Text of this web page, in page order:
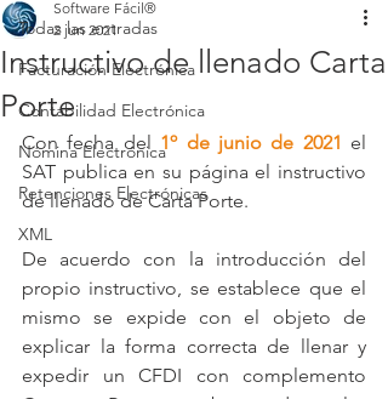
Todas las entradas
Facturación Electrónica
Contabilidad Electrónica
Nómina Electrónica
Retenciones Electrónicas
XML
Instructivo de llenado Carta
Porte
Software Fácil®
2 jun 2021
Con fecha del 1º de junio de 2021 el
SAT publica en su página el instructivo
de llenado de Carta Porte.
De acuerdo con la introducción del
propio instructivo, se establece que el
mismo se expide con el objeto de
explicar la forma correcta de llenar y
expedir un CFDI con complemento